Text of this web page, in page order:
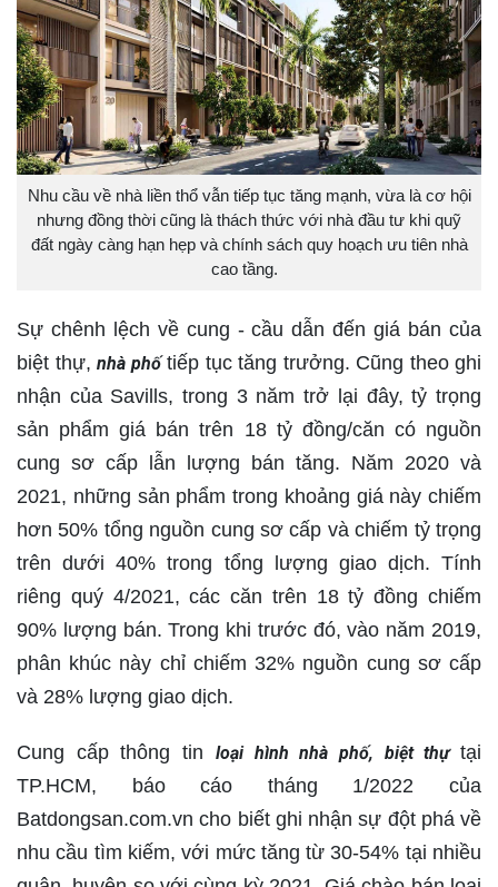
Nhu cầu về nhà liền thổ vẫn tiếp tục tăng mạnh, vừa là cơ hội
nhưng đồng thời cũng là thách thức với nhà đầu tư khi quỹ
đất ngày càng hạn hẹp và chính sách quy hoạch ưu tiên nhà
cao tầng.
Sự chênh lệch về cung - cầu dẫn đến giá bán của
biệt thự, nhà phốtiếp tục tăng trưởng. Cũng theo ghi
nhận của Savills, trong 3 năm trở lại đây, tỷ trọng
sản phẩm giá bán trên 18 tỷ đồng/căn có nguồn
cung sơ cấp lẫn lượng bán tăng. Năm 2020 và
2021, những sản phẩm trong khoảng giá này chiếm
hơn 50% tổng nguồn cung sơ cấp và chiếm tỷ trọng
trên dưới 40% trong tổng lượng giao dịch. Tính
riêng quý 4/2021, các căn trên 18 tỷ đồng chiếm
90% lượng bán. Trong khi trước đó, vào năm 2019,
phân khúc này chỉ chiếm 32% nguồn cung sơ cấp
và 28% lượng giao dịch.
Cung cấp thông tin loại hình nhà phố, biệt thự tại
TP.HCM, báo cáo tháng 1/2022 của
Batdongsan.com.vn cho biết ghi nhận sự đột phá về
nhu cầu tìm kiếm, với mức tăng từ 30-54% tại nhiều